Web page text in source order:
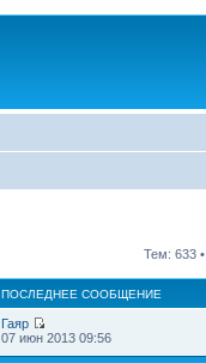
Тем: 633 •
ПОСЛЕДНЕЕ СООБЩЕНИЕ
Гаяр
07 июн 2013 09:56